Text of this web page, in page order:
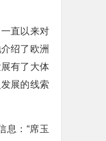
直以来对
绍了欧洲
有了大体
展的线索
息：“席玉